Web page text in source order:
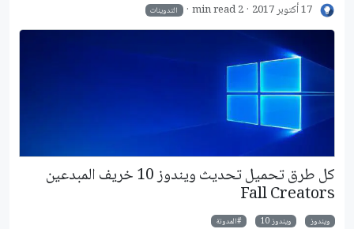
17 أكتوبر 2017 2 min read التدوينات
كل طرق تحميل تحديث ويندوز 10 خريف المبدعين
Fall Creators
ويندوز ويندوز 10 المدونة